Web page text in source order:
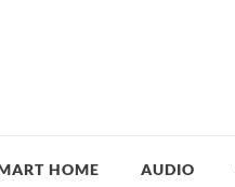
HOME AUDIO